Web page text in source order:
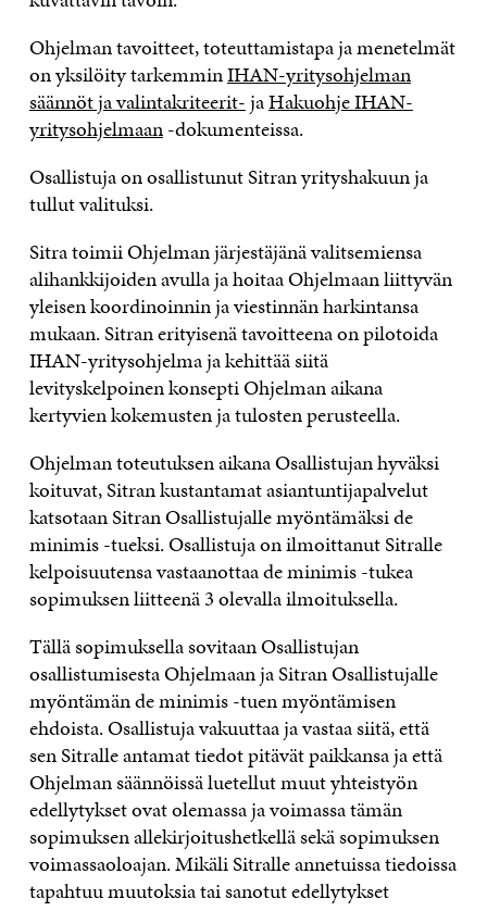
Ohjelman tavoitteet, toteuttamistapa ja menetelmät
on yksilöity tarkemminIHAN-yritysohjelman
säännöt ja valintakriteerit-jaHakuohje IHAN-
yritysohjelmaan-dokumenteissa.
Osallistuja on osallistunut Sitran yrityshakuun ja
tullut valituksi.
Sitra toimii Ohjelman järjestäjänä valitsemiensa
alihankkijoiden avulla ja hoitaa Ohjelmaan liittyvän
yleisen koordinoinnin ja viestinnän harkintansa
mukaan. Sitran erityisenä tavoitteena on pilotoida
IHAN-yritysohjelma ja kehittää siitä
levityskelpoinen konsepti Ohjelman aikana
kertyvien kokemusten ja tulosten perusteella.
Ohjelman toteutuksen aikana Osallistujan hyväksi
koituvat, Sitran kustantamat asiantuntijapalvelut
katsotaan Sitran Osallistujalle myöntämäksi de
minimis -tueksi. Osallistuja on ilmoittanut Sitralle
kelpoisuutensa vastaanottaa de minimis -tukea
sopimuksen liitteenä 3 olevalla ilmoituksella.
Tällä sopimuksella sovitaan Osallistujan
osallistumisesta Ohjelmaan ja Sitran Osallistujalle
myöntämän de minimis -tuen myöntämisen
ehdoista. Osallistuja vakuuttaa ja vastaa siitä, että
sen Sitralle antamat tiedot pitävät paikkansa ja että
Ohjelman säännöissä luetellut muut yhteistyön
edellytykset ovat olemassa ja voimassa tämän
sopimuksen allekirjoitushetkellä sekä sopimuksen
voimassaoloajan. Mikäli Sitralle annetuissa tiedoissa
tapahtuu muutoksia tai sanotut edellytykset